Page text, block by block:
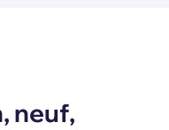
neuf,